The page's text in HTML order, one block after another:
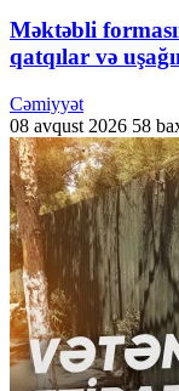
Məktəbli
qatqılar və
Cəmiyyət
08 avqust 2026 58